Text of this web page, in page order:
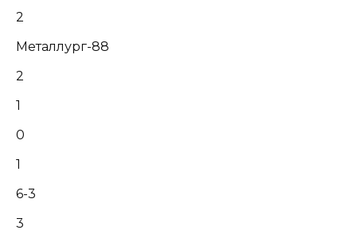
2
Металлург-88
2
1
0
1
6-3
3